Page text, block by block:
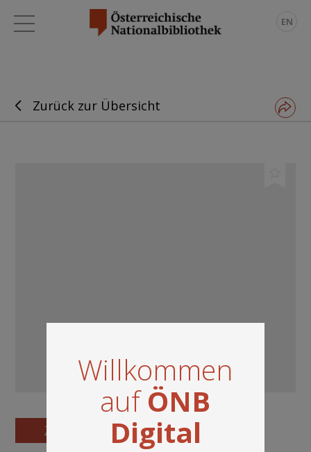
Willkommen
aufÖNB
Digital
EN
Zurück zur Übersicht
Zum Digitalisat